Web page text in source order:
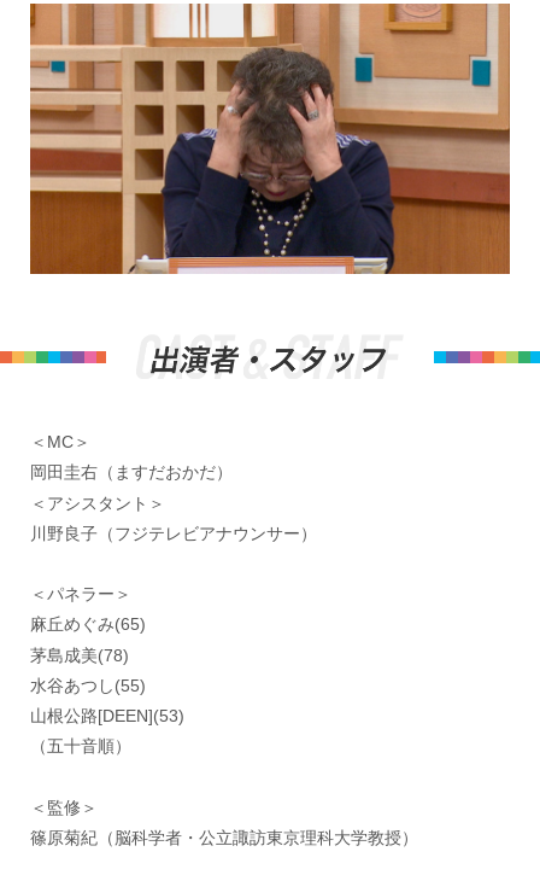
＜MC＞
岡田圭右（ますだおかだ）
＜アシスタント＞
川野良子（フジテレビアナウンサー）
＜パネラー＞
麻丘めぐみ(65)
茅島成美(78)
水谷あつし(55)
山根公路[DEEN](53)
（五十音順）
＜監修＞
篠原菊紀（脳科学者・公立諏訪東京理科大学教授）